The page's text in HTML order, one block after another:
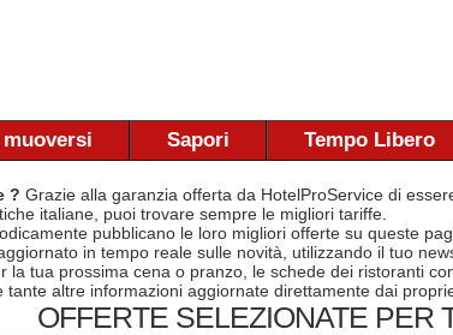
muoversi Sapori Tempo Libero
? Grazie alla garanzia offerta da HotelProService di
italiane, puoi trovare sempre le migliori tariffe.
pubblicano le loro migliori offerte su queste
in tempo reale sulle novità, utilizzando il tuo
la tua prossima cena o pranzo, le schede dei ristoranti
e tante altre informazioni aggiornate direttamente dai
OFFERTE SELEZIONATE PER